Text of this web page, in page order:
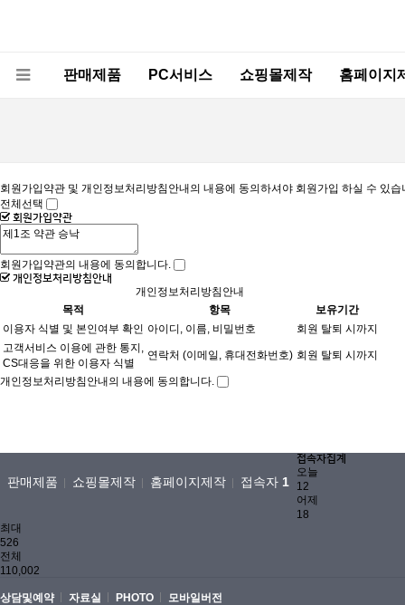
판매제품 PC서비스 쇼핑몰제작 홈페이지
회원가입약관 및 개인정보처리방침안내의 내용에 동의하셔야 회원가입 하실 수 있습
전체선택
회원가입약관
회원가입약관의 내용에 동의합니다.
개인정보처리방침안내
개인정보처리방침안내
목적
항목
보유기간
이용자 식별 및 본인여부 확인 아이디, 이름, 비밀번호
회원 탈퇴 시까지
고객서비스 이용에 관한 통지,
CS대응을 위한 이용자 식별
연락처 (이메일, 휴대전화번호) 회원 탈퇴 시까지
개인정보처리방침안내의 내용에 동의합니다.
판매제품 쇼핑몰제작 홈페이지제작 접속자 1
접속자집계
오늘
12
어제
18
최대
526
전체
110,002
상담및예약 자료실 PHOTO 모바일버전